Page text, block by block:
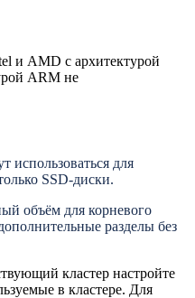
и AMD с архитектурой
ARM не
использоваться для
SSD-диски.
объём для корневого
разделы без
кластер настройте
в кластере. Для